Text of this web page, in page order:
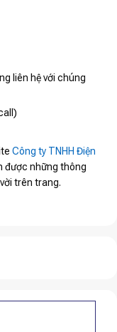
liên hệ với chúng
Công ty TNHH Điện
được những thông
trên trang.